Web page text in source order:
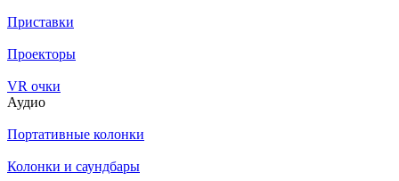
Приставки
Проекторы
VR очки
Аудио
Портативные колонки
Колонки и саундбары